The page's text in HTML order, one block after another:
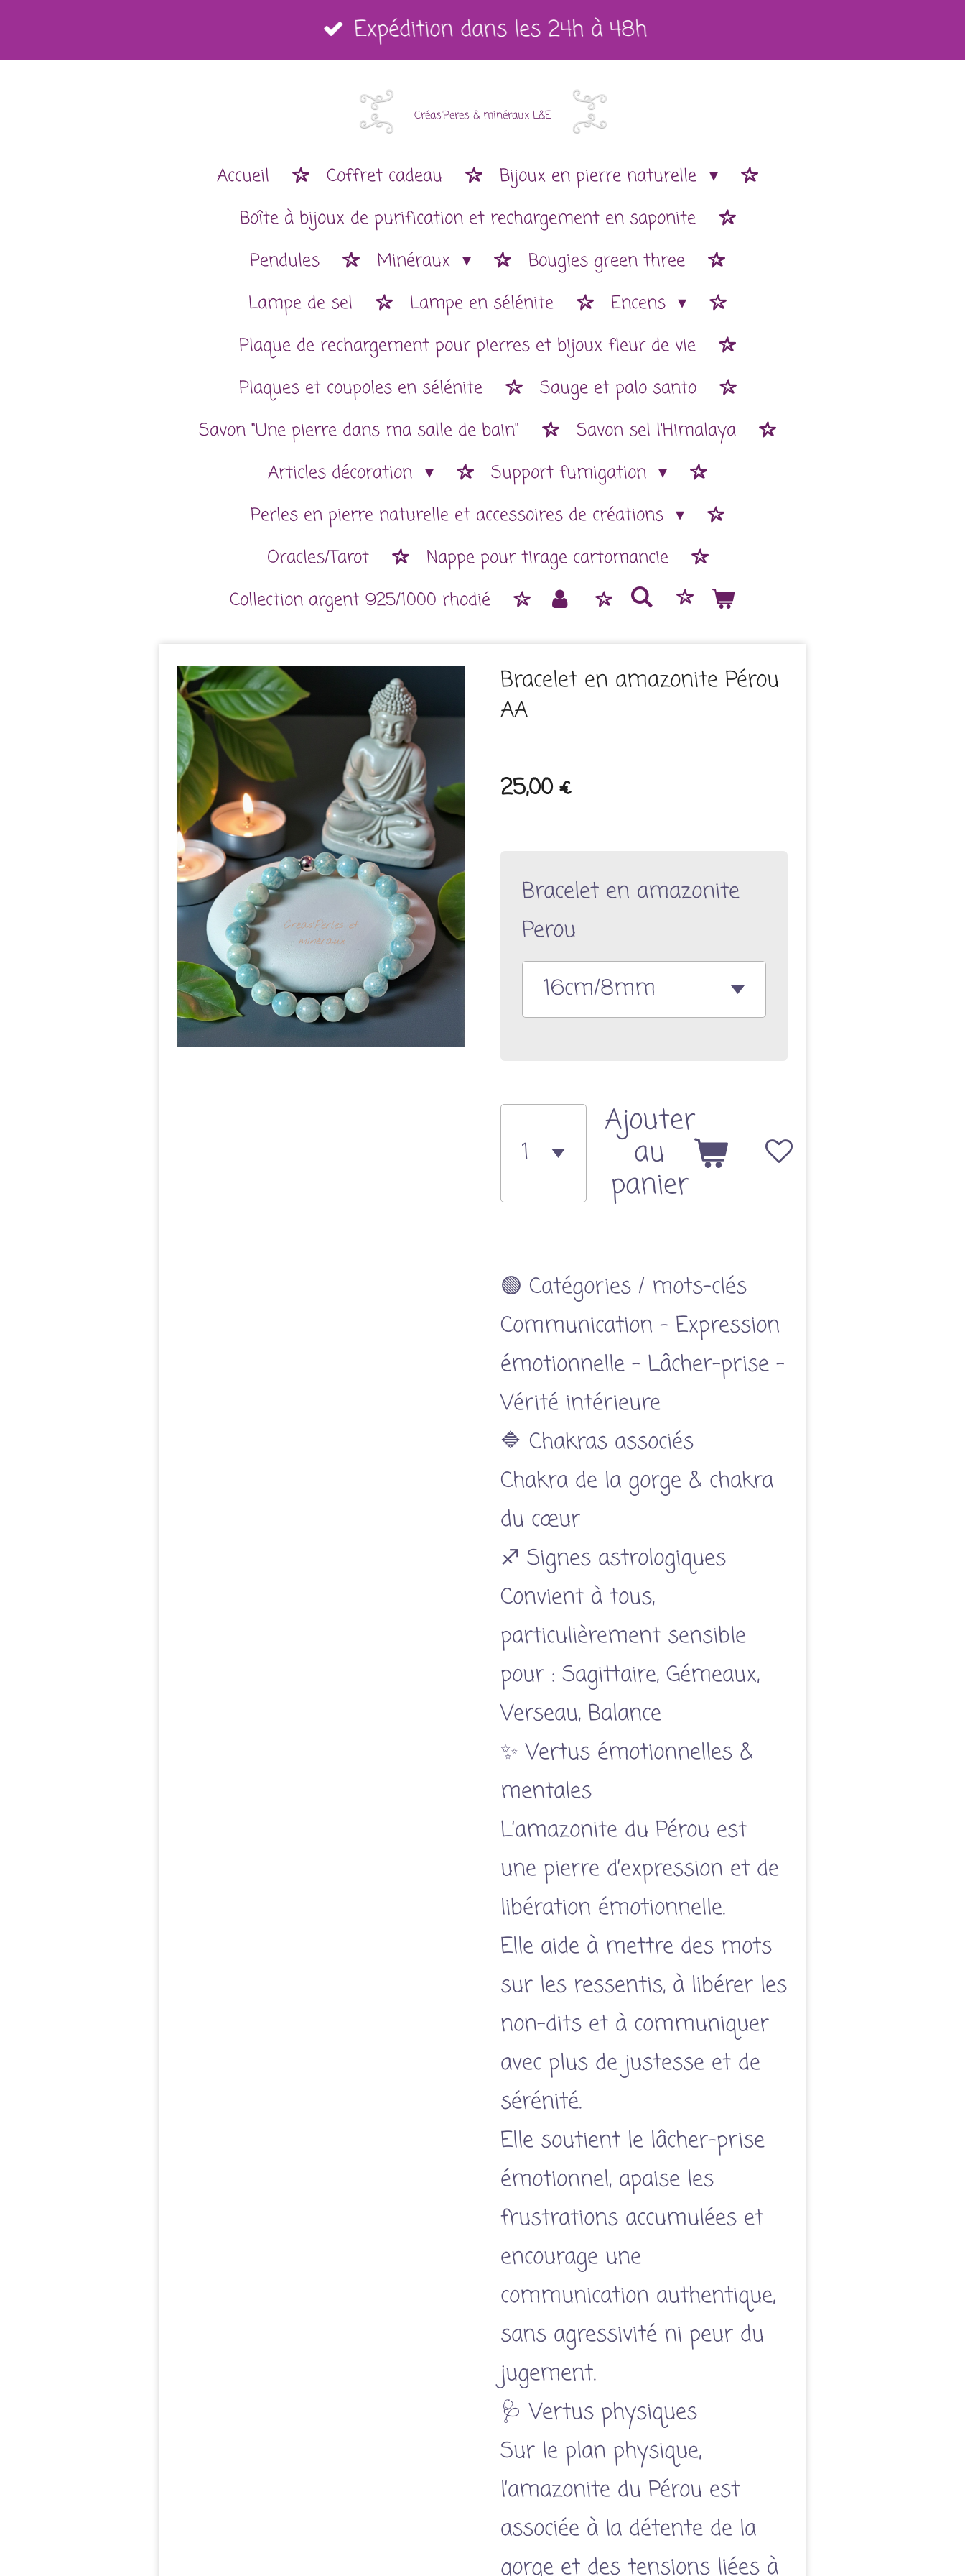
au
Expédition dans les 24h à 48h
Créas'Peres & minéraux L&E
Accueil Coffret cadeau
Bijoux en pierre naturelle
Boîte à bijoux de purification et rechargement en saponite
Pendules
Minéraux
Bougies green three
Lampe de sel
Lampe en sélénite
Encens
Plaque de rechargement pour pierres et bijoux fleur de vie
Plaques et coupoles en sélénite
Sauge et palo santo
Savon "Une pierre dans ma salle de bain"
Savon sel l'Himalaya
Articles décoration
Support fumigation
Perles en pierre naturelle et accessoires de créations
Oracles/Tarot
Nappe pour tirage cartomancie
Collection argent 925/1000 rhodié
Bracelet en amazonite Pérou
AA
25,00 €
Bracelet en amazonite
Perou
Ajouter
au
panier
🟢 Catégories / mots-clés
Communication – Expression
émotionnelle – Lâcher-prise –
Vérité intérieure
🔷 Chakras associés
Chakra de la gorge & chakra
du cœur
♐ Signes astrologiques
Convient à tous,
particulièrement sensible
pour : Sagittaire, Gémeaux,
Verseau, Balance
✨ Vertus émotionnelles &
mentales
L’amazonite du Pérou est
une pierre d’expression et de
libération émotionnelle.
Elle aide à mettre des mots
sur les ressentis, à libérer les
non-dits et à communiquer
avec plus de justesse et de
sérénité.
Elle soutient le lâcher-prise
émotionnel, apaise les
frustrations accumulées et
encourage une
communication authentique,
sans agressivité ni peur du
jugement.
🩺 Vertus physiques
Sur le plan physique,
l’amazonite du Pérou est
associée à la détente de la
gorge et des tensions liées à